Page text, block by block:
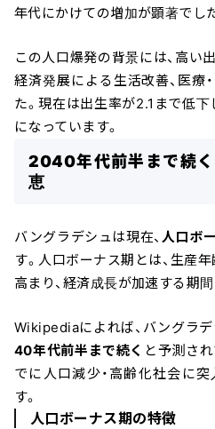
年代にかけての増加が顕著でし
この人口爆発の背景には、高い
経済発展による生活改善、医療
た。現在は出生率が2.1まで低
になっています。
2040年代前半まで続
恵
バングラデシュは現在、 人口ボ
す。人口ボーナス期とは、生産
高まり、経済成長が加速する期間
Wikipediaによれば、バングラ
40年代前半まで続く と予測さ
でに人口減少・高齢化社会に
す。
人口ボーナス期の特徴